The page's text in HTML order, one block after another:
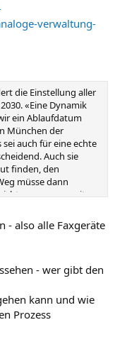
verwaltung-
die Einstellung aller
«Eine Dynamik
ein Ablaufdatum
München der
auch für eine echte
Auch sie
finden, den
müsse dann
gar europaweit».
- also alle Faxgeräte
- wer gibt den
kann und wie
Prozess